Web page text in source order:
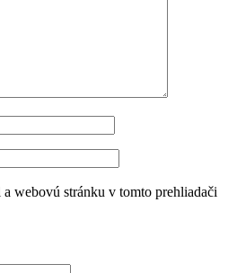
webovú stránku v tomto prehliadači